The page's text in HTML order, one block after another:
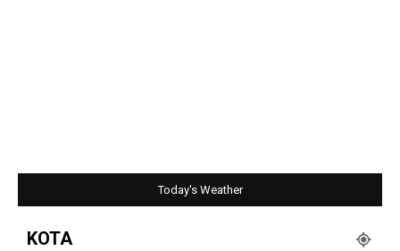
Today's Weather
KOTA